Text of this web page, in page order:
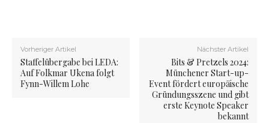
Vorheriger Artikel
Staffelübergabe bei LEDA:
Auf Folkmar Ukena folgt
Fynn-Willem Lohe
Nächster Artikel
Bits & Pretzels 2024:
Münchener Start-up-
Event fördert europäische
Gründungsszene und gibt
erste Keynote Speaker
bekannt